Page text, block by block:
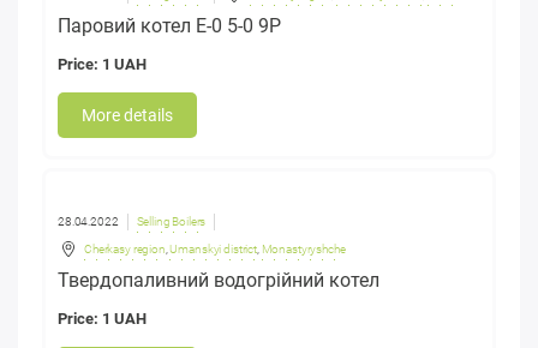
Паровий котел Е-0 5-0 9Р
Price: 1 UAH
More details
28.04.2022 Selling Boilers
Cherkasy region,Umanskyi district, Monastyryshche
​Твердопаливний водогрійний котел
Price: 1 UAH